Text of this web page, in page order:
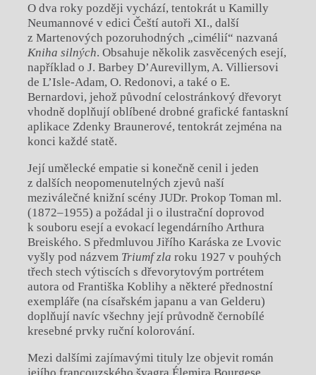
O dva roky později vychází, tentokrát u Kamilly
Neumannové v edici Čeští autoři XI., další
z Martenových pozoruhodných „cimélií“ nazvaná
Kniha silných. Obsahuje několik zasvěcených esejí,
například o J. Barbey D’Aurevillym, A. Villiersovi
de L’Isle-Adam, O. Redonovi, a také o E.
Bernardovi, jehož původní celostránkový dřevoryt
vhodně doplňují oblíbené drobné grafické fantaskní
aplikace Zdenky Braunerové, tentokrát zejména na
konci každé statě.
Její umělecké empatie si konečně cenil i jeden
z dalších neopomenutelných zjevů naší
meziválečné knižní scény JUDr. Prokop Toman ml.
(1872–1955) a požádal ji o ilustrační doprovod
k souboru esejí a evokací legendárního Arthura
Breiského. S předmluvou Jiřího Karáska ze Lvovic
vyšly pod názvem Triumf zla roku 1927 v pouhých
třech stech výtiscích s dřevorytovým portrétem
autora od Františka Koblihy a některé přednostní
exempláře (na císařském japanu a van Gelderu)
doplňují navíc všechny její průvodně černobílé
kresebné prvky ruční kolorování.
Mezi dalšími zajímavými tituly lze objevit román
jejího francouzského švagra Élemira Bourgese